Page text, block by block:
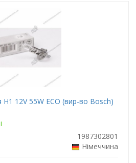
12V 55W ECO (вир-во Bosch)
1987302801
Німеччина